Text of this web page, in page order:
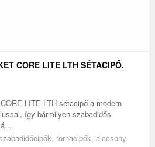
CORE LITE LTH SÉTACIPŐ,
LITE LTH sétacipő a modern
így bármilyen szabadidős
tornacipők, alacsony